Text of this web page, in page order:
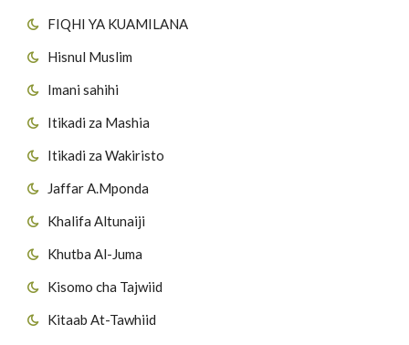
FIQHI YA KUAMILANA
Hisnul Muslim
Imani sahihi
Itikadi za Mashia
Itikadi za Wakiristo
Jaffar A.Mponda
Khalifa Altunaiji
Khutba Al-Juma
Kisomo cha Tajwiid
Kitaab At-Tawhiid